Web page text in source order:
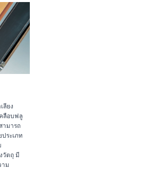
ลียง
ลือบฟลู
ามารถ
ระเภท
วัตถุ มี
าม